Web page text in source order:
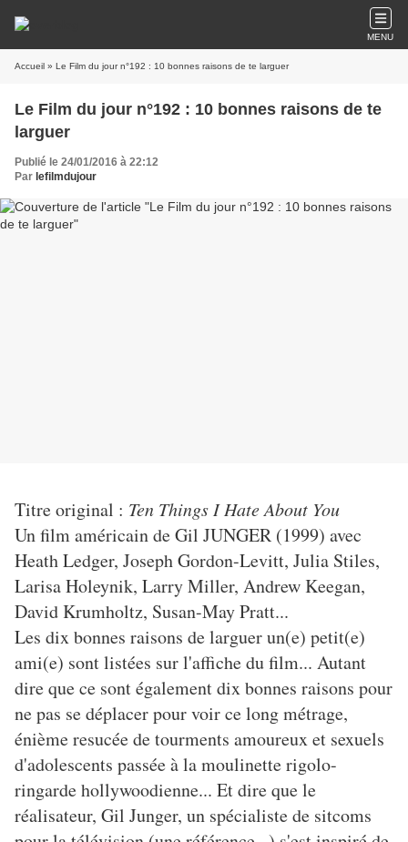
MENU
Accueil » Le Film du jour n°192 : 10 bonnes raisons de te larguer
Le Film du jour n°192 : 10 bonnes raisons de te
larguer
Publié le 24/01/2016 à 22:12
Par lefilmdujour
Titre original : Ten Things I Hate About You
Un film américain de Gil JUNGER (1999) avec
Heath Ledger, Joseph Gordon-Levitt, Julia Stiles,
Larisa Holeynik, Larry Miller, Andrew Keegan,
David Krumholtz, Susan-May Pratt...
Les dix bonnes raisons de larguer un(e) petit(e)
ami(e) sont listées sur l'affiche du film... Autant
dire que ce sont également dix bonnes raisons pour
ne pas se déplacer pour voir ce long métrage,
énième resucée de tourments amoureux et sexuels
d'adolescents passée à la moulinette rigolo-
ringarde hollywoodienne... Et dire que le
réalisateur, Gil Junger, un spécialiste de sitcoms